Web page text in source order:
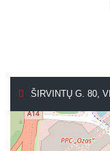
ŠIRVINTŲ G. 80,